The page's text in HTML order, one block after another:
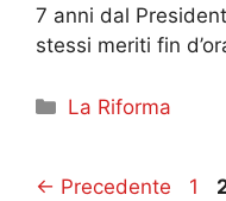
7 anni dal
stessi meriti fin
Categorie
La Riforma
← Precedente 1